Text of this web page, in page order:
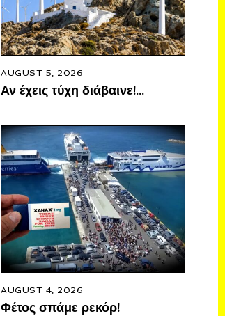
AUGUST 5, 2026
Αν έχεις τύχη διάβαινε!…
AUGUST 4, 2026
Φέτος σπάμε ρεκόρ!